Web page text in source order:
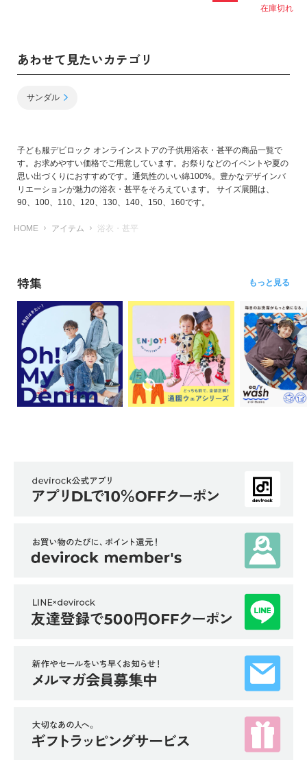
FOLLOW
在庫切れ
あわせて見たいカテゴリ
サンダル
子ども服デビロック オンラインストアの子供用浴衣・甚平の商品一覧で
す。お求めやすい価格でご用意しています。お祭りなどのイベントや夏の
思い出づくりにおすすめです。通気性のいい綿100%。豊かなデザインバ
リエーションが魅力の浴衣・甚平をそろえています。 サイズ展開は、
90、100、110、120、130、140、150、160です。
HOME アイテム 浴衣・甚平
特集 もっと見る